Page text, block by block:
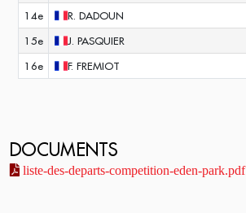
14e
R. DADOUN
15e
J. PASQUIER
16e
F. FREMIOT
DOCUMENTS
liste-des-departs-competition-eden-park.pdf